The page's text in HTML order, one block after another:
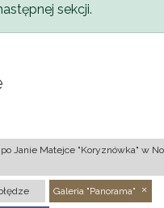
sekcji.
Janie Matejce "Koryznówka" w
Galeria "Panorama"